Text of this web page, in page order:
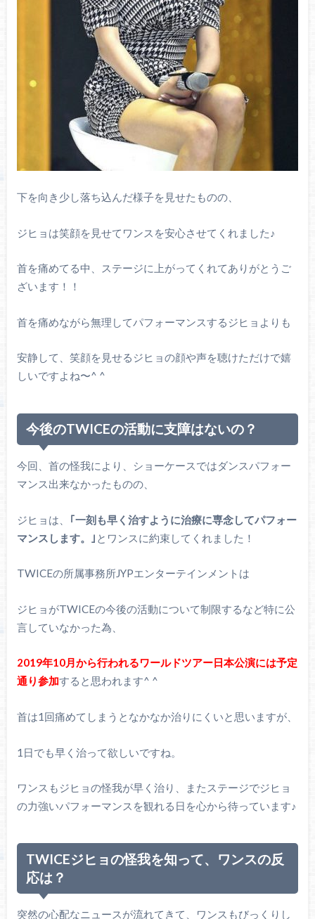
下を向き少し落ち込んだ様子を見せたものの、
ジヒョは笑顔を見せてワンスを安心させてくれました♪
首を痛めてる中、ステージに上がってくれてありがとうご
ざいます！！
首を痛めながら無理してパフォーマンスするジヒョよりも
安静して、笑顔を見せるジヒョの顔や声を聴けただけで嬉
しいですよね〜^ ^
今後のTWICEの活動に支障はないの？
今回、首の怪我により、ショーケースではダンスパフォー
マンス出来なかったものの、
ジヒョは、
｢一刻も早く治すように治療に専念してパフォー
マンスします。｣ とワンスに約束してくれました！
TWICEの所属事務所JYPエンターテインメントは
ジヒョがTWICEの今後の活動について制限するなど特に公
言していなかった為、
2019年10月から行われるワールドツアー日本公演には予定
通り参加すると思われます^ ^
首は1回痛めてしまうとなかなか治りにくいと思いますが、
1日でも早く治って欲しいですね。
ワンスもジヒョの怪我が早く治り、またステージでジヒョ
の力強いパフォーマンスを観れる日を心から待っています♪
TWICEジヒョの怪我を知って、ワンスの反
応は？
突然の心配なニュースが流れてきて、ワンスもびっくりし